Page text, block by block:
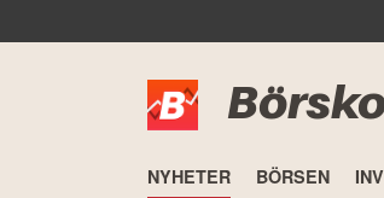
NYHETER BÖRSEN